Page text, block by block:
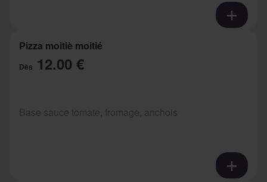
Pizza moitiè moitié
Dès 12.00 €